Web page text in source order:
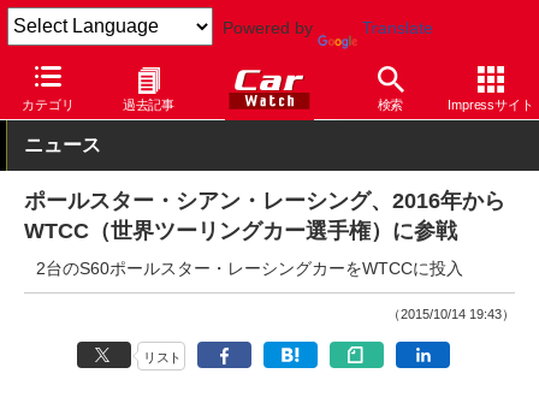
Powered by Translate
カテゴリ 過去記事 検索 Impressサイト
Car Watch モータースポーツ その他
ニュース
ポールスター・シアン・レーシング、2016年から
WTCC（世界ツーリングカー選手権）に参戦
2台のS60ポールスター・レーシングカーをWTCCに投入
（2015/10/14 19:43）
リスト